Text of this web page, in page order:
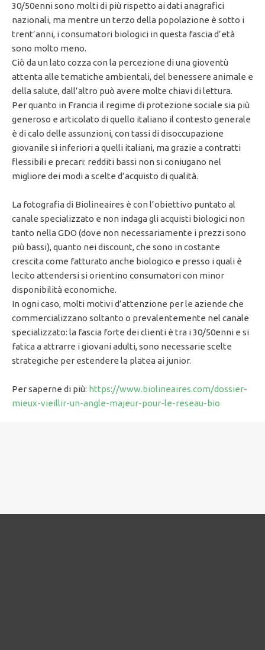
30/50enni sono molti di più rispetto ai dati anagrafici
nazionali, ma mentre un terzo della popolazione è sotto i
trent’anni, i consumatori biologici in questa fascia d’età
sono molto meno.
Ciò da un lato cozza con la percezione di una gioventù
attenta alle tematiche ambientali, del benessere animale e
della salute, dall’altro può avere molte chiavi di lettura.
Per quanto in Francia il regime di protezione sociale sia più
generoso e articolato di quello italiano il contesto generale
è di calo delle assunzioni, con tassi di disoccupazione
giovanile sì inferiori a quelli italiani, ma grazie a contratti
flessibili e precari: redditi bassi non si coniugano nel
migliore dei modi a scelte d’acquisto di qualità.
La fotografia di Biolineaires è con l’obiettivo puntato al
canale specializzato e non indaga gli acquisti biologici non
tanto nella GDO (dove non necessariamente i prezzi sono
più bassi), quanto nei discount, che sono in costante
crescita come fatturato anche biologico e presso i quali è
lecito attendersi si orientino consumatori con minor
disponibilità economiche.
In ogni caso, molti motivi d’attenzione per le aziende che
commercializzano soltanto o prevalentemente nel canale
specializzato: la fascia forte dei clienti è tra i 30/50enni e si
fatica a attrarre i giovani adulti, sono necessarie scelte
strategiche per estendere la platea ai junior.
Per saperne di più: https://www.biolineaires.com/dossier-
mieux-vieillir-un-angle-majeur-pour-le-reseau-bio